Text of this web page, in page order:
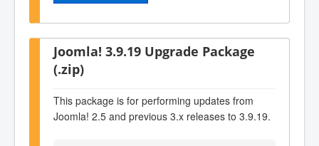
Joomla! 3.9.19 Upgrade Package
(.zip)
This package is for performing updates from
Joomla! 2.5 and previous 3.x releases to 3.9.19.